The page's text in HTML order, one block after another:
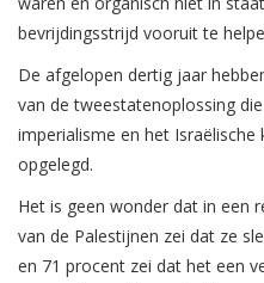
bevrijdingsstrijd vooruit te
De afgelopen dertig jaar
van de tweestatenoplossing
imperialisme en het
opgelegd.
Het is geen wonder dat in een
van de Palestijnen zei dat ze
en 71 procent zei dat het een